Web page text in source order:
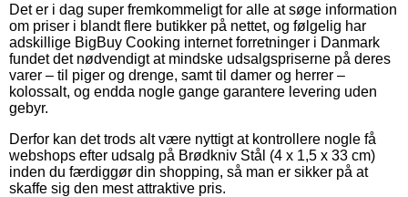
Det er i dag super fremkommeligt for alle at søge information
om priser i blandt flere butikker på nettet, og følgelig har
adskillige BigBuy Cooking internet forretninger i Danmark
fundet det nødvendigt at mindske udsalgspriserne på deres
varer – til piger og drenge, samt til damer og herrer –
kolossalt, og endda nogle gange garantere levering uden
gebyr.
Derfor kan det trods alt være nyttigt at kontrollere nogle få
webshops efter udsalg på Brødkniv Stål (4 x 1,5 x 33 cm)
inden du færdiggør din shopping, så man er sikker på at
skaffe sig den mest attraktive pris.